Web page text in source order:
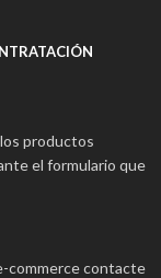
productos
el formulario que
commerce contacte